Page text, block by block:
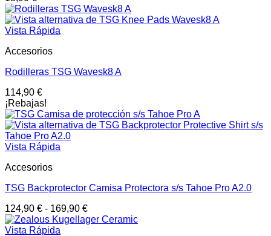
Vista Rápida
Accesorios
Rodilleras TSG Wavesk8 A
114,90 €
¡Rebajas!
Vista Rápida
Accesorios
TSG Backprotector Camisa Protectora s/s Tahoe Pro A2.0
124,90 € - 169,90 €
Vista Rápida